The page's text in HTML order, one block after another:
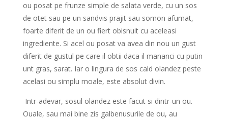
ou posat pe frunze simple de salata verde, cu un sos
de otet sau pe un sandvis prajit sau somon afumat,
foarte diferit de un ou fiert obisnuit cu aceleasi
ingrediente. Si acel ou posat va avea din nou un gust
diferit de gustul pe care il obtii daca il mananci cu putin
unt gras, sarat. Iar o lingura de sos cald olandez peste
acelasi ou simplu moale, este absolut divin.
Intr-adevar, sosul olandez este facut si dintr-un ou.
Ouale, sau mai bine zis galbenusurile de ou, au